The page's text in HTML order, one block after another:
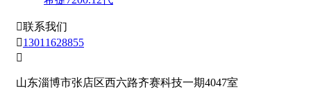
联系我们
13011628855

山东淄博市张店区西六路齐赛科技一期4047室